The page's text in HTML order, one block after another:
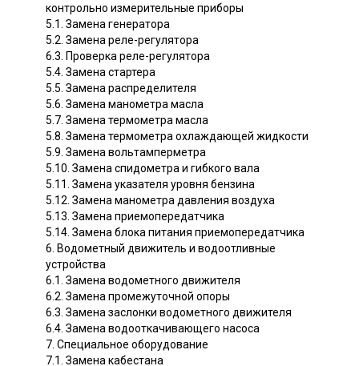
контрольно измерительные приборы
5.1. Замена генератора
5.2. Замена реле-регулятора
6.3. Проверка реле-регулятора
5.4. Замена стартера
5.5. Замена распределителя
5.6. Замена манометра масла
5.7. Замена термометра масла
5.8. Замена термометра охлаждающей жидкости
5.9. Замена вольтамперметра
5.10. Замена спидометра и гибкого вала
5.11. Замена указателя уровня бензина
5.12. Замена манометра давления воздуха
5.13. Замена приемопередатчика
5.14. Замена блока питания приемопередатчика
6. Водометный движитель и водоотливные
устройства
6.1. Замена водометного движителя
6.2. Замена промежуточной опоры
6.3. Замена заслонки водометного движителя
6.4. Замена водооткачивающего насоса
7. Специальное оборудование
7.1. Замена кабестана